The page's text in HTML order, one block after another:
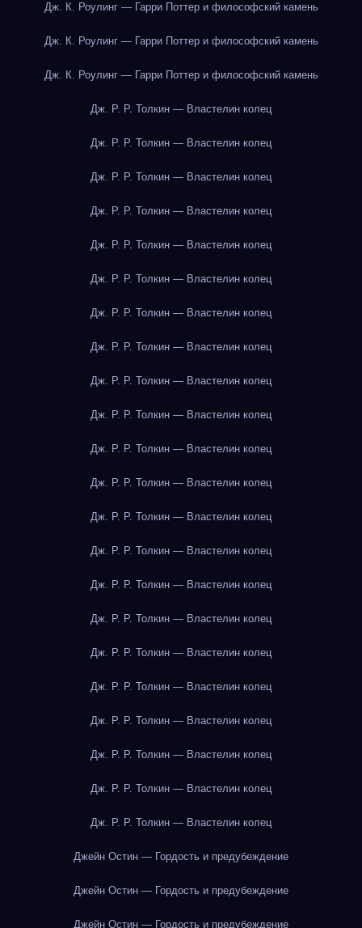
Дж. К. Роулинг — Гарри Поттер и философский камень
Дж. К. Роулинг — Гарри Поттер и философский камень
Дж. К. Роулинг — Гарри Поттер и философский камень
Дж. Р. Р. Толкин — Властелин колец
Дж. Р. Р. Толкин — Властелин колец
Дж. Р. Р. Толкин — Властелин колец
Дж. Р. Р. Толкин — Властелин колец
Дж. Р. Р. Толкин — Властелин колец
Дж. Р. Р. Толкин — Властелин колец
Дж. Р. Р. Толкин — Властелин колец
Дж. Р. Р. Толкин — Властелин колец
Дж. Р. Р. Толкин — Властелин колец
Дж. Р. Р. Толкин — Властелин колец
Дж. Р. Р. Толкин — Властелин колец
Дж. Р. Р. Толкин — Властелин колец
Дж. Р. Р. Толкин — Властелин колец
Дж. Р. Р. Толкин — Властелин колец
Дж. Р. Р. Толкин — Властелин колец
Дж. Р. Р. Толкин — Властелин колец
Дж. Р. Р. Толкин — Властелин колец
Дж. Р. Р. Толкин — Властелин колец
Дж. Р. Р. Толкин — Властелин колец
Дж. Р. Р. Толкин — Властелин колец
Дж. Р. Р. Толкин — Властелин колец
Дж. Р. Р. Толкин — Властелин колец
Джейн Остин — Гордость и предубеждение
Джейн Остин — Гордость и предубеждение
Джейн Остин — Гордость и предубеждение